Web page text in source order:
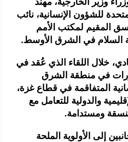
للشؤون الإنسانية، نائب
المقيم لمكتب الأمم
السلام في الشرق الأوسط.
خلال اللقاء الذي عُقد في
في منطقة الشرق
المتفاقمة في قطاع غزة،
والدولية للتعامل مع
ومستدامة.
إلى الأولوية الملحة